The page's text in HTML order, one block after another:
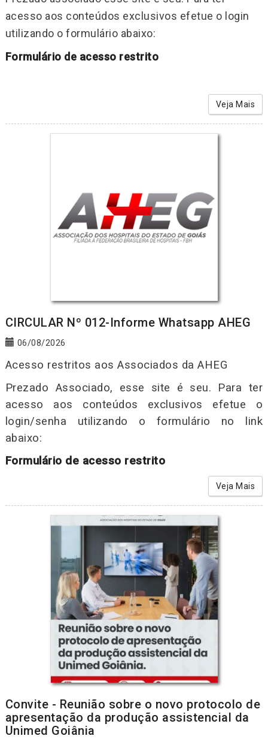
acesso aos conteúdos exclusivos efetue o login
utilizando o formulário abaixo:
Formulário de acesso restrito
Veja Mais
CIRCULAR Nº 012-Informe Whatsapp AHEG
06/08/2026
Acesso restritos aos Associados da AHEG
Prezado Associado, esse site é seu. Para ter
acesso aos conteúdos exclusivos efetue o
login/senha utilizando o formulário no link
abaixo:
Formulário de acesso restrito
Veja Mais
Convite - Reunião sobre o novo protocolo de
apresentação da produção assistencial da
Unimed Goiânia